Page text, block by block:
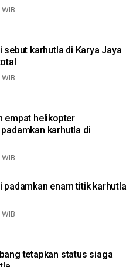
sebut karhutla di Karya Jaya
empat helikopter
karhutla di
padamkan enam titik karhutla
tetapkan status siaga